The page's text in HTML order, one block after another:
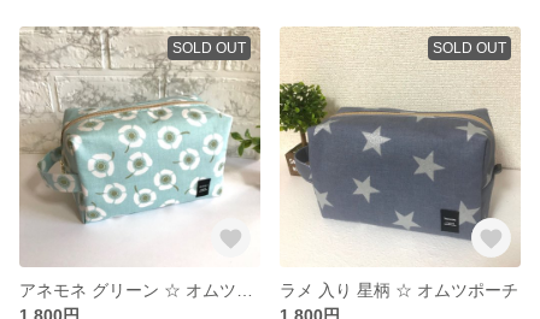
SOLD OUT
1,800円
SOLD OUT
ラメ 入り 星柄 ☆ オムツポーチ
1,800円